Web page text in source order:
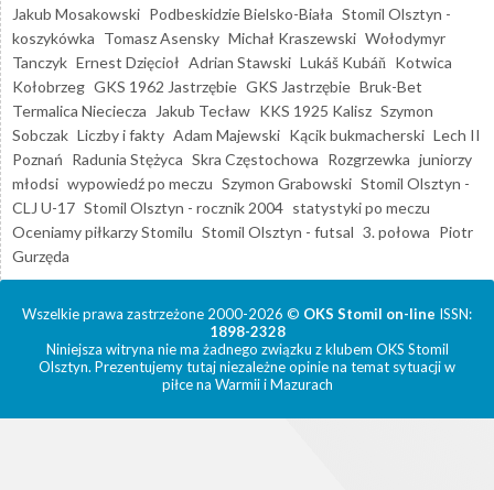
Jakub Mosakowski Podbeskidzie Bielsko-Biała Stomil Olsztyn -
koszykówka Tomasz Asensky Michał Kraszewski Wołodymyr
Tanczyk Ernest Dzięcioł Adrian Stawski Lukáš Kubáň Kotwica
Kołobrzeg GKS 1962 Jastrzębie GKS Jastrzębie Bruk-Bet
Termalica Nieciecza
Jakub Tecław KKS 1925 Kalisz Szymon
Sobczak Liczby i fakty Adam Majewski Kącik bukmacherski Lech II
Poznań Radunia Stężyca Skra Częstochowa Rozgrzewka juniorzy
młodsi wypowiedź po meczu Szymon Grabowski Stomil Olsztyn -
CLJ U-17 Stomil Olsztyn - rocznik 2004 statystyki po meczu
Oceniamy piłkarzy Stomilu Stomil Olsztyn - futsal 3. połowa Piotr
Gurzęda
Wszelkie prawa zastrzeżone 2000-2026 © OKS Stomil on-line ISSN:
1898-2328
Niniejsza witryna nie ma żadnego związku z klubem OKS Stomil
Olsztyn. Prezentujemy tutaj niezależne opinie na temat sytuacji w
piłce na Warmii i Mazurach